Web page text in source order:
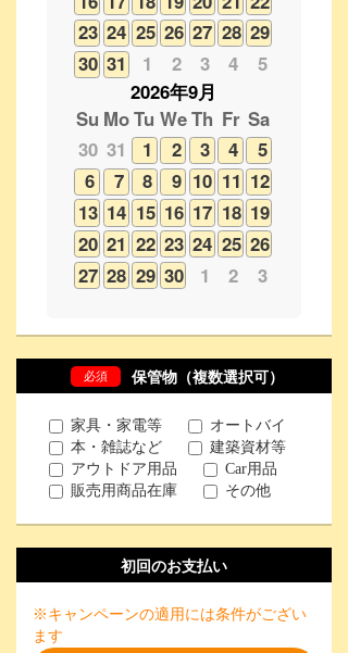
30 31 1 2 3 4
5
6
7 8 9 10 11 12
13 14 15 16 17 18 19
23 24 25 26
27 28 29 30 1 2
必須 保管物（複数選択可）
家具・家電等
オートバイ
本・雑誌など
建築資材等
アウトドア用品
Car用品
販売用商品在庫
その他
初回のお支払い
※キャンペーンの適用には条件がござい
ます